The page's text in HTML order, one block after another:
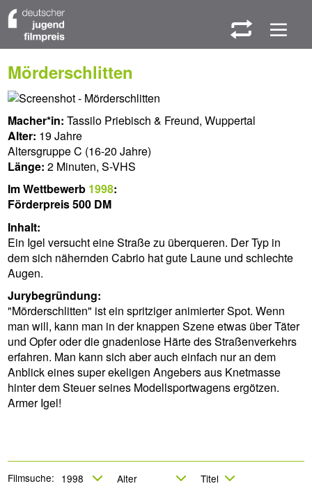
W M
Mörderschlitten
Macher*in: Tassilo Priebisch & Freund, Wuppertal
Alter: 19 Jahre
Altersgruppe C (16-20 Jahre)
Länge: 2 Minuten, S-VHS
Im Wettbewerb 1998:
Förderpreis 500 DM
Inhalt:
Ein Igel versucht eine Straße zu überqueren. Der Typ in
dem sich nähernden Cabrio hat gute Laune und schlechte
Augen.
Jurybegründung:
"Mörderschlitten" ist ein spritziger animierter Spot. Wenn
man will, kann man in der knappen Szene etwas über Täter
und Opfer oder die gnadenlose Härte des Straßenverkehrs
erfahren. Man kann sich aber auch einfach nur an dem
Anblick eines super ekeligen Angebers aus Knetmasse
hinter dem Steuer seines Modellsportwagens ergötzen.
Armer Igel!
Filmsuche: